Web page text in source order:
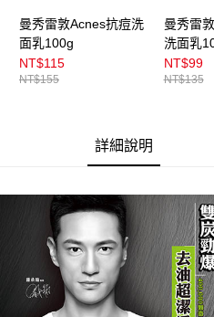
曼秀雷敦Acnes抗痘洗
面乳100g
NT$115
NT$155
曼秀雷
洗面乳
NT$99
NT$135
詳細說明